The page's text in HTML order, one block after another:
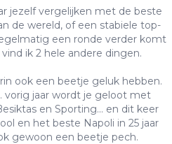
jezelf vergelijken met de beste
de wereld, of een stabiele top-
een ronde verder komt
ik 2 hele andere dingen.
ook een beetje geluk hebben.
vorig jaar wordt je geloot met
en Sporting... en dit keer
en het beste Napoli in 25 jaar
gewoon een beetje pech.